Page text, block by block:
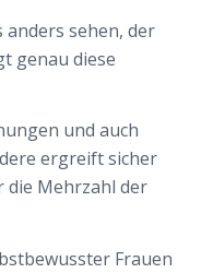
anders sehen, der
genau diese
und auch
ergreift sicher
die Mehrzahl der
Frauen